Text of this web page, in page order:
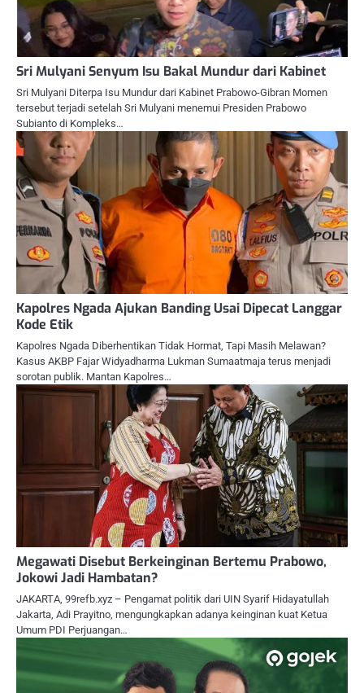
Sri Mulyani Senyum Isu Bakal Mundur dari Kabinet
Sri Mulyani Diterpa Isu Mundur dari Kabinet Prabowo-Gibran Momen
tersebut terjadi setelah Sri Mulyani menemui Presiden Prabowo
Subianto di Kompleks…
Kapolres Ngada Ajukan Banding Usai Dipecat Langgar
Kode Etik
Kapolres Ngada Diberhentikan Tidak Hormat, Tapi Masih Melawan?
Kasus AKBP Fajar Widyadharma Lukman Sumaatmaja terus menjadi
sorotan publik. Mantan Kapolres…
Megawati Disebut Berkeinginan Bertemu Prabowo,
Jokowi Jadi Hambatan?
JAKARTA, 99refb.xyz – Pengamat politik dari UIN Syarif Hidayatullah
Jakarta, Adi Prayitno, mengungkapkan adanya keinginan kuat Ketua
Umum PDI Perjuangan…